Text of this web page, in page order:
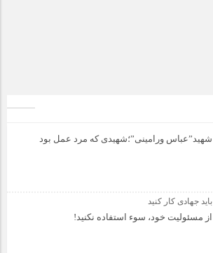
شهید”عباس ورامینی”؛شهیدی که مرد عمل بود
باید جهادی کار کنید
از مسئولیت خود، سوء استفاده نکنید!